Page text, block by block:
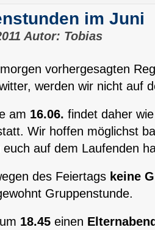
im Juni
Autor: Tobias
vorhergesagten
werden wir nicht auf
am 16.06. findet daher
Wir hoffen möglichst
auf dem Laufenden
des Feiertags keine
Gruppenstunde.
18.45 einen